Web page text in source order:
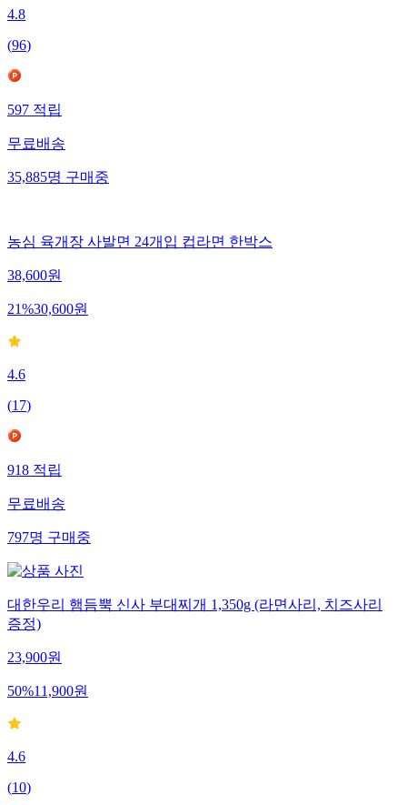
4.8
(96)
597 적립
무료배송
35,885명 구매중
농심 육개장 사발면 24개입 컵라면 한박스
38,600원
21%30,600원
4.6
(17)
918적립
무료배송
797명구매중
대한우리 햄듬뿍 신사 부대찌개 1,350g (라면사리, 치즈사리
증정)
23,900원
50%11,900원
4.6
(10)